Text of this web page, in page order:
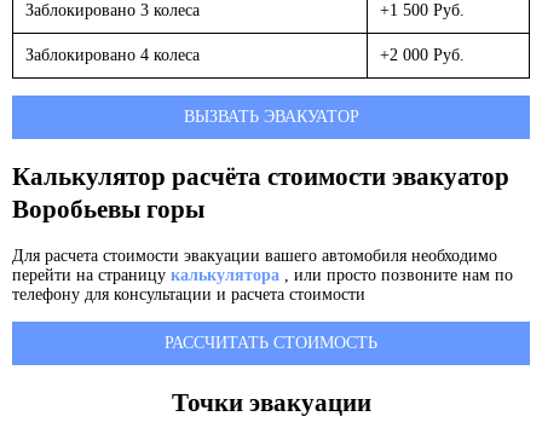
Заблокировано 3 колеса +1 500 Руб.
Заблокировано 4 колеса +2 000 Руб.
ВЫЗВАТЬ ЭВАКУАТОР
Калькулятор расчёта стоимости эвакуатор
Воробьевы горы
Для расчета стоимости эвакуации вашего автомобиля необходимо
перейти на страницу калькулятора , или просто позвоните нам по
телефону для консультации и расчета стоимости
РАССЧИТАТЬ СТОИМОСТЬ
Точки эвакуации